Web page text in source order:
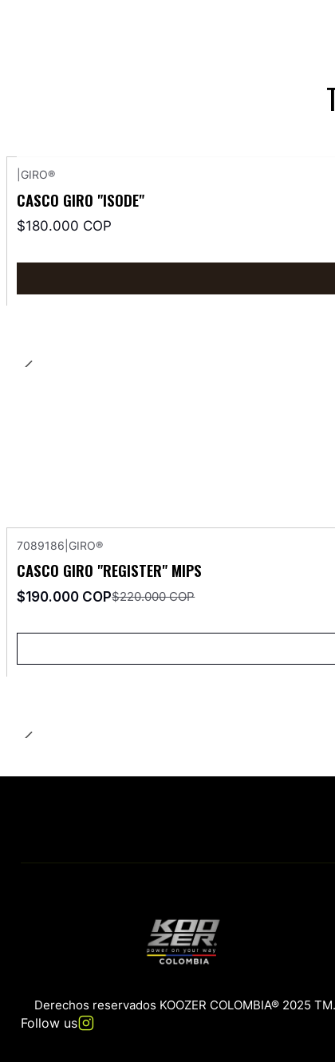
|GIRO®
CASCO GIRO "ISODE"
$180.000 COP
Agotado
7089186 |GIRO®
CASCO GIRO "REGISTER" MIPS
$190.000 COP$220.000 COP
Derechos reservados KOOZER COLOMBIA® 2025 TM.
Follow us